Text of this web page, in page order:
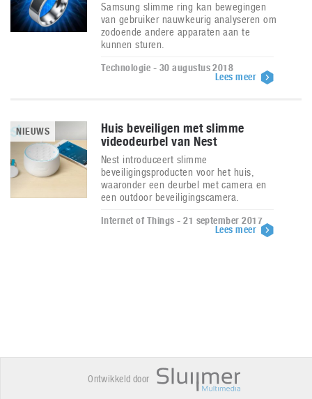
Samsung slimme ring kan bewegingen
van gebruiker nauwkeurig analyseren om
zodoende andere apparaten aan te
kunnen sturen.
Technologie - 30 augustus 2018
Lees meer
NIEUWS
Huis beveiligen met slimme
videodeurbel van Nest
Nest introduceert slimme
beveiligingsproducten voor het huis,
waaronder een deurbel met camera en
een outdoor beveiligingscamera.
Internet of Things - 21 september 2017
Lees meer
Ontwikkeld door